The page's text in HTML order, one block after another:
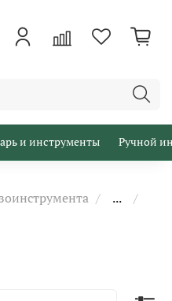
и инструменты Ручной
...